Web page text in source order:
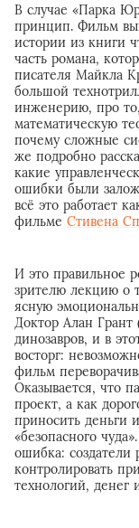
В случае «Парка
принцип. Фильм
истории из книги
часть романа,
писателя Майкла
большой
инженерию, про
математическую
почему сложные
же подробно
какие
ошибки были
всё это работает
фильме Стивена
И это правильное
зрителю лекцию о
ясную
Доктор Алан Грант
динозавров, и в
восторг:
фильм
Оказывается, что
проект, а как
приносить деньги
«безопасного
ошибка: создатели
контролировать
технологий, денег